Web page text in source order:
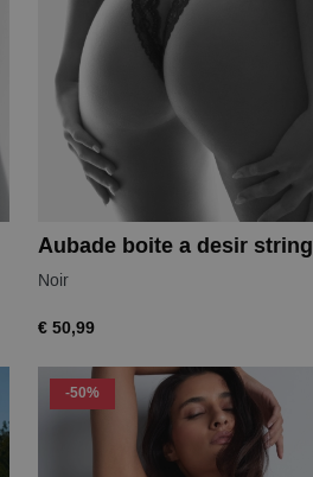
Aubade boite a desir string
Noir
€ 50,99
-50%